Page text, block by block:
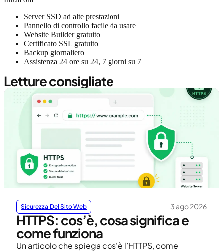
Server SSD ad alte prestazioni
Pannello di controllo facile da usare
Website Builder gratuito
Certificato SSL gratuito
Backup giornaliero
Assistenza 24 ore su 24, 7 giorni su 7
Letture consigliate
Sicurezza Del Sito Web 3 ago 2026
HTTPS: cos’è, cosa significa e
come funziona
Un articolo che spiega cos'è l’HTTPS, come